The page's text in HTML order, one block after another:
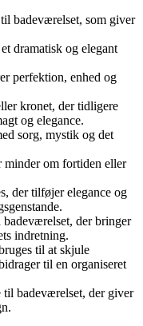
badeværelset, som giver
dramatisk og elegant
perfektion, enhed og
kronet, der tidligere
og elegance.
sorg, mystik og det
minder om fortiden eller
der tilføjer elegance og
der bringer
indretning.
til at skjule
til en organiseret
til badeværelset, der giver